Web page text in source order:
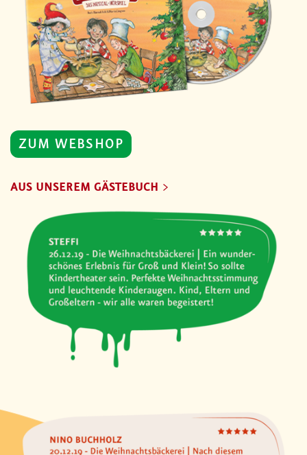
ZUM WEBSHOP
AUS UNSEREM GÄSTEBUCH